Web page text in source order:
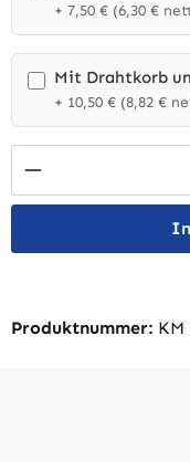
+ 7,50 € (6,30 €
Mit Drahtkorb
+ 10,50 € (8,82 €
Produkt
Produktnummer: KM